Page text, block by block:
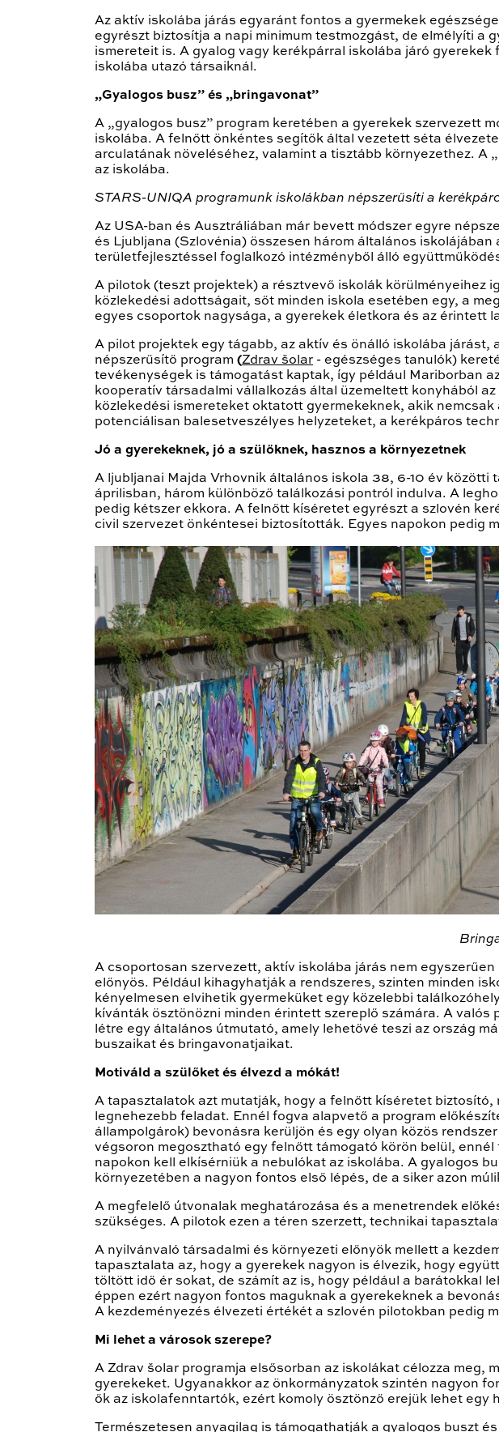
Az aktív iskolába járás egyaránt fontos a gyermekek
egyrészt biztosítja a napi minimum testmozgást, de elmélyíti
ismereteit is. A gyalog vagy kerékpárral iskolába járó
iskolába utazó társaiknál.
„Gyalogos busz” és „bringavonat”
A „gyalogos busz” program keretében a gyerekek szervezett
iskolába. A felnőtt önkéntes segítők által vezetett séta
arculatának növeléséhez, valamint a tisztább környezethez. A
az iskolába.
STARS-UNIQA programunk iskolákban népszerűsíti a
Az USA-ban és Ausztráliában már bevett módszer egyre
és Ljubljana (Szlovénia) összesen három általános
területfejlesztéssel foglalkozó intézményből álló
A pilotok (teszt projektek) a résztvevő iskolák körülményeihez
közlekedési adottságait, sőt minden iskola esetében egy, a
egyes csoportok nagysága, a gyerekek életkora és az érintett
A pilot projektek egy tágabb, az aktív és önálló iskolába
népszerűsítő program (Zdrav šolar - egészséges tanulók)
tevékenységek is támogatást kaptak, így például Mariborban
kooperatív társadalmi vállalkozás által üzemeltett konyhából
közlekedési ismereteket oktatott gyermekeknek, akik
potenciálisan balesetveszélyes helyzeteket, a kerékpáros
Jó a gyerekeknek, jó a szülőknek, hasznos a környezetnek
A ljubljanai Majda Vrhovnik általános iskola 38, 6-10 év
áprilisban, három különböző találkozási pontról indulva. A
pedig kétszer ekkora. A felnőtt kíséretet egyrészt a szlovén
civil szervezet önkéntesei biztosították. Egyes napokon pedig
A csoportosan szervezett, aktív iskolába járás nem
előnyös. Például kihagyhatják a rendszeres, szinten minden
kényelmesen elvihetik gyermeküket egy közelebbi
kívánták ösztönözni minden érintett szereplő számára. A
létre egy általános útmutató, amely lehetővé teszi az ország
buszaikat és bringavonatjaikat.
Motiváld a szülőket és élvezd a mókát!
A tapasztalatok azt mutatják, hogy a felnőtt kíséretet
legnehezebb feladat. Ennél fogva alapvető a program
állampolgárok) bevonásra kerüljön és egy olyan közös
végsoron megosztható egy felnőtt támogató körön belül,
napokon kell elkísérniük a nebulókat az iskolába. A gyalogos
környezetében a nagyon fontos első lépés, de a siker azon
A megfelelő útvonalak meghatározása és a menetrendek
szükséges. A pilotok ezen a téren szerzett, technikai
A nyilvánvaló társadalmi és környezeti előnyök mellett a
tapasztalata az, hogy a gyerekek nagyon is élvezik, hogy
töltött idő ér sokat, de számít az is, hogy például a barátokkal
éppen ezért nagyon fontos maguknak a gyerekeknek a
A kezdeményezés élvezeti értékét a szlovén pilotokban
Mi lehet a városok szerepe?
A Zdrav šolar programja elsősorban az iskolákat célozza
gyerekeket. Ugyanakkor az önkormányzatok szintén nagyon
ők az iskolafenntartók, ezért komoly ösztönző erejük lehet
Természetesen anyagilag is támogathatják a gyalogos buszt